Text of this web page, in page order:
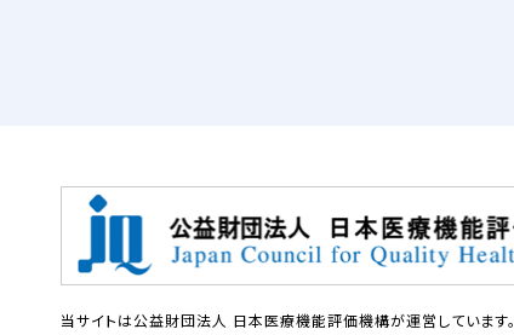
当サイトは公益財団法人 日本医療機能評価機構が運営しています。